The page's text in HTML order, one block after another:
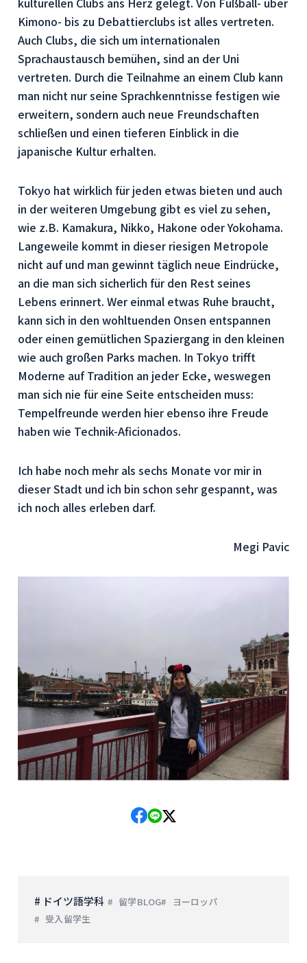
Kimono- bis zu Debattierclubs ist alles vertreten.
Auch Clubs, die sich um internationalen
Sprachaustausch bemühen, sind an der Uni
vertreten. Durch die Teilnahme an einem Club kann
man nicht nur seine Sprachkenntnisse festigen wie
erweitern, sondern auch neue Freundschaften
schließen und einen tieferen Einblick in die
japanische Kultur erhalten.
Tokyo hat wirklich für jeden etwas bieten und auch
in der weiteren Umgebung gibt es viel zu sehen,
wie z.B. Kamakura, Nikko, Hakone oder Yokohama.
Langeweile kommt in dieser riesigen Metropole
nicht auf und man gewinnt täglich neue Eindrücke,
an die man sich sicherlich für den Rest seines
Lebens erinnert. Wer einmal etwas Ruhe braucht,
kann sich in den wohltuenden Onsen entspannen
oder einen gemütlichen Spaziergang in den kleinen
wie auch großen Parks machen. In Tokyo trifft
Moderne auf Tradition an jeder Ecke, weswegen
man sich nie für eine Seite entscheiden muss:
Tempelfreunde werden hier ebenso ihre Freude
haben wie Technik-Aficionados.
Ich habe noch mehr als sechs Monate vor mir in
dieser Stadt und ich bin schon sehr gespannt, was
ich noch alles erleben darf.
Megi Pavic
# ドイツ語学科 留学BLOG
ヨーロッパ
受入留学生